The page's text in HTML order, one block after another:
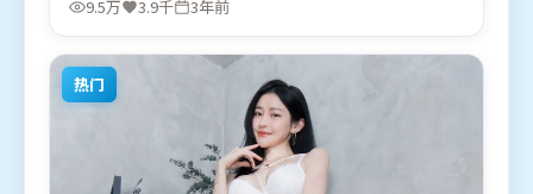
首映上线，适合喜欢惊悚题材的观众观看。
9.5万 3.9千 3年前
热门